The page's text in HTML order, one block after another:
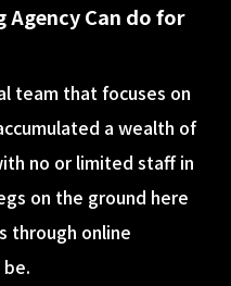
Can do for
team that focuses on
a wealth of
no or limited staff in
on the ground here
through online